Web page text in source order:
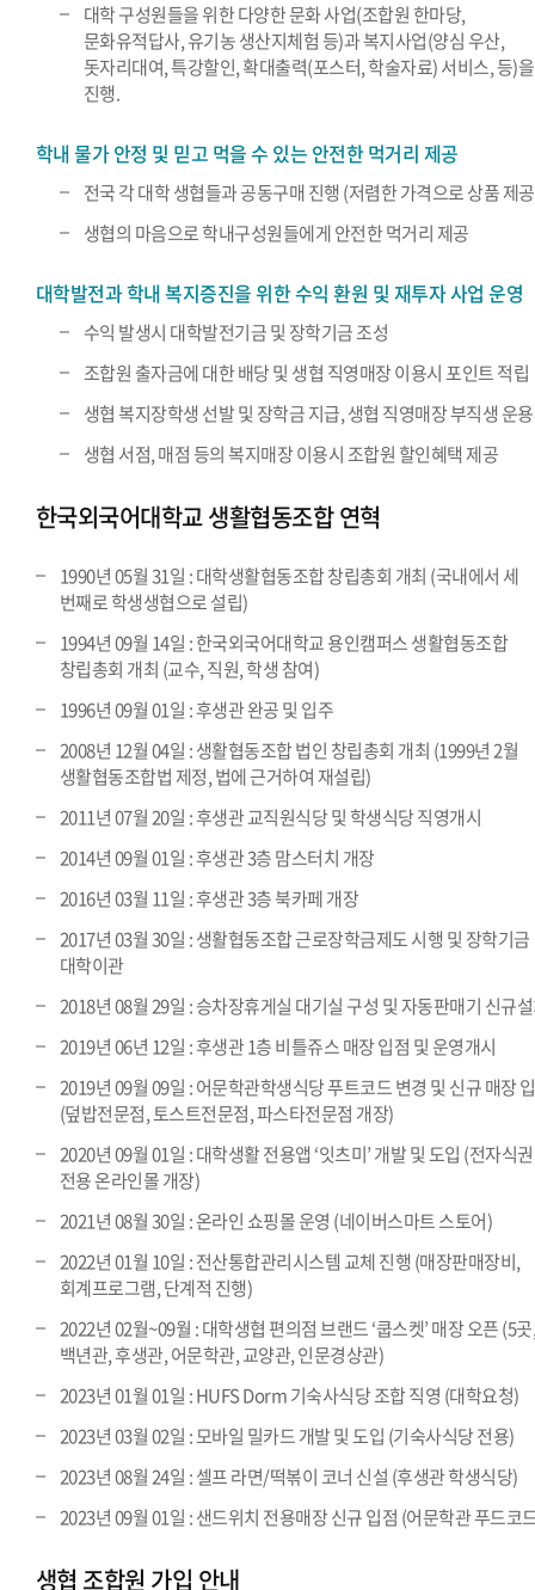
대학 구성원들을 위한 다양한 문화 사업(조합원 한마당,
문화유적답사, 유기농 생산지체험 등)과 복지사업(양심 우산,
돗자리대여, 특강할인, 확대출력(포스터, 학술자료) 서비스, 등)을
진행.
학내 물가 안정 및 믿고 먹을 수 있는 안전한 먹거리 제공
전국 각 대학 생협들과 공동구매 진행 (저렴한 가격으로 상품 제
생협의 마음으로 학내구성원들에게 안전한 먹거리 제공
대학발전과 학내 복지증진을 위한 수익 환원 및 재투자 사업 운영
수익 발생시 대학발전기금 및 장학기금 조성
조합원 출자금에 대한 배당 및 생협 직영매장 이용시 포인트 적립
생협 복지장학생 선발 및 장학금 지급, 생협 직영매장 부직생 운용
생협 서점, 매점 등의 복지매장 이용시 조합원 할인혜택 제공
한국외국어대학교 생활협동조합 연혁
1990년 05월 31일 : 대학생활협동조합 창립총회 개최 (국내에서 세
번째로 학생생협으로 설립)
1994년 09월 14일 : 한국외국어대학교 용인캠퍼스 생활협동조합
창립총회 개최 (교수, 직원, 학생 참여)
1996년 09월 01일 : 후생관 완공 및 입주
2008년 12월 04일 : 생활협동조합 법인 창립총회 개최 (1999년 2월
생활협동조합법 제정, 법에 근거하여 재설립)
2011년 07월 20일 : 후생관 교직원식당 및 학생식당 직영개시
2014년 09월 01일 : 후생관 3층 맘스터치 개장
2016년 03월 11일 : 후생관 3층 북카페 개장
2017년 03월 30일 : 생활협동조합 근로장학금제도 시행 및 장학기금
대학이관
2018년 08월 29일 : 승차장휴게실 대기실 구성 및 자동판매기 신규
2019년 06년 12일 : 후생관 1층 비틀쥬스 매장 입점 및 운영개시
2019년 09월 09일 : 어문학관학생식당 푸트코드 변경 및 신규 매장
(덮밥전문점, 토스트전문점, 파스타전문점 개장)
2020년 09월 01일 : 대학생활 전용앱 ‘잇츠미’ 개발 및 도입 (전자식
전용 온라인몰 개장)
2021년 08월 30일 : 온라인 쇼핑몰 운영 (네이버스마트 스토어)
2022년 01월 10일 : 전산통합관리시스템 교체 진행 (매장판매장비,
회계프로그램, 단계적 진행)
2022년 02월~09월 : 대학생협 편의점 브랜드 ‘쿱스켓’ 매장 오픈 (5
백년관, 후생관, 어문학관, 교양관, 인문경상관)
2023년 01월 01일 : HUFS Dorm 기숙사식당 조합 직영 (대학요청)
2023년 03월 02일 : 모바일 밀카드 개발 및 도입 (기숙사식당 전용)
2023년 08월 24일 : 셀프 라면/떡볶이 코너 신설 (후생관 학생식당)
2023년 09월 01일 : 샌드위치 전용매장 신규 입점 (어문학관 푸드코
생협 조합원 가입 안내